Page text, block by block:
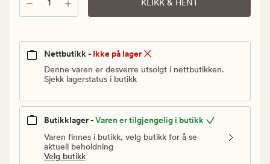
499,90
KLIKK & HENT
Nettbutikk - Ikke på lager
Denne varen er desverre utsolgt i nettbutikken.
Sjekk lagerstatus i butikk
Butikklager -Varen er tilgjengelig i butikk
Varen finnes i butikk, velg butikk for å se
aktuell beholdning
Velg butikk